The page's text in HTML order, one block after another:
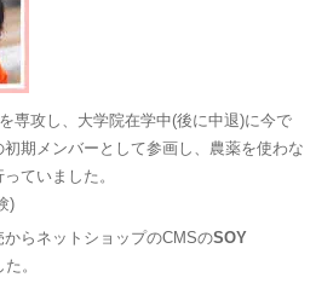
専攻し、大学院在学中(後に中退)に今で
期メンバーとして参画し、農薬を使わな
ていました。
)
らネットショップのCMSのSOY
。